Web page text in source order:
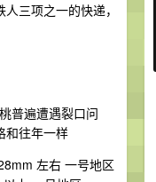
三项之一的快递，
普遍遭遇裂口问
往年一样
左右 一号地区